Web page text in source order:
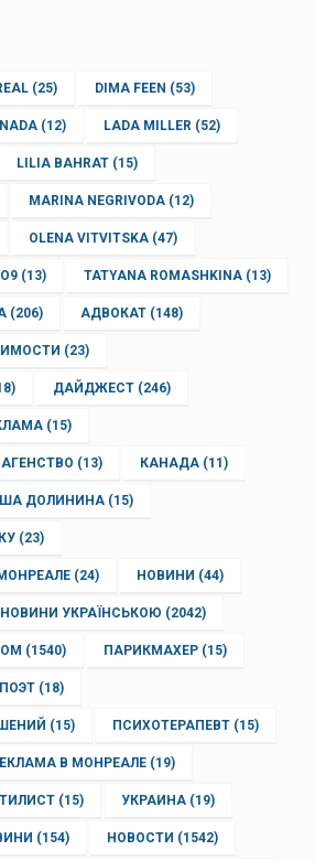
(25) DIMA FEEN (53)
(12) LADA MILLER (52)
LILIA BAHRAT (15)
MARINA NEGRIVODA (12)
OLENA VITVITSKA (47)
(13) TATYANA ROMASHKINA (13)
(206) АДВОКАТ (148)
(23)
ДАЙДЖЕСТ (246)
(15)
(13) КАНАДА (11)
ДОЛИНИНА (15)
(23)
(24) НОВИНИ (44)
НОВИНИ УКРАЇНСЬКОЮ (2042)
(1540) ПАРИКМАХЕР (15)
ПОЭТ (18)
(15) ПСИХОТЕРАПЕВТ (15)
В МОНРЕАЛЕ (19)
(15) УКРАИНА (19)
(154) НОВОСТИ (1542)